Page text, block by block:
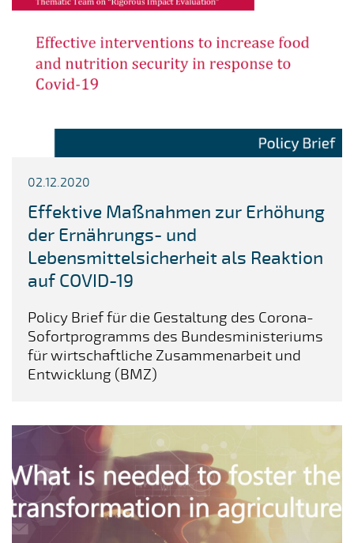
02.12.2020
Effektive Maßnahmen zur Erhöhung
der Ernährungs- und
Lebensmittelsicherheit als Reaktion
auf COVID-19
Policy Brief für die Gestaltung des Corona-
Sofortprogramms des Bundesministeriums
für wirtschaftliche Zusammenarbeit und
Entwicklung (BMZ)